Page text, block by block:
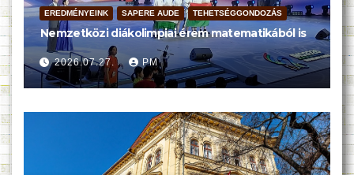
EREDMÉNYEINK SAPERE AUDE TEHETSÉGGONDOZÁS
Nemzetközi diákolimpiai érem matematikából is
2026.07.27. PM